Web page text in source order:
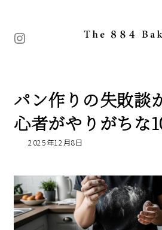
Instagram
パン作りの失敗談
心者がやりがちな
2025年12月8日